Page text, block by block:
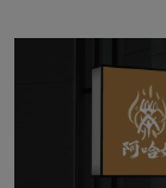
W字母酒店logo
志与品牌名称相结合。
餐饮行业的品牌理念，
标志整体采用上海最具
素，结合奶奶形象，清
色。 它传达了厨房想要
意思。 热情的服务。